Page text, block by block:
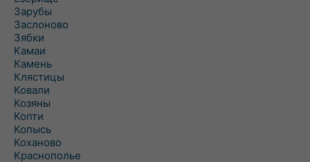
Зарубы
Заслоново
Зябки
Камаи
Камень
Клястицы
Ковали
Козяны
Копти
Копысь
Коханово
Краснополье